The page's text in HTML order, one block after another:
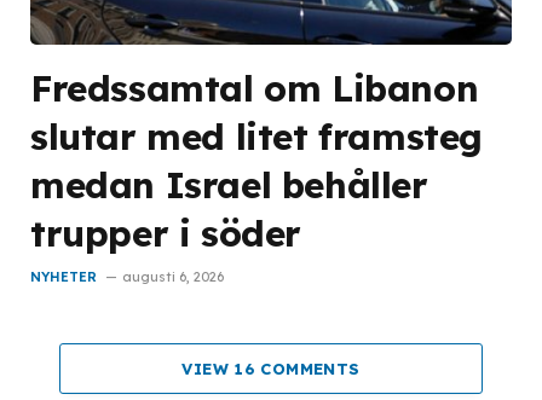
Fredssamtal om Libanon
slutar med litet framsteg
medan Israel behåller
trupper i söder
NYHETER augusti 6, 2026
VIEW 16 COMMENTS